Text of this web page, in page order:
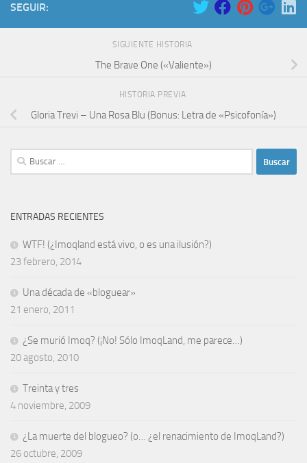
SEGUIR:
SIGUIENTE HISTORIA
The Brave One («Valiente»)
HISTORIA PREVIA
Gloria Trevi – Una Rosa Blu (Bonus: Letra de «Psicofonía»)
Buscar:
ENTRADAS RECIENTES
WTF! (¿Imoqland está vivo, o es una ilusión?)
23 febrero, 2014
Una década de «bloguear»
21 enero, 2011
¿Se murió Imoq? (¡No! Sólo ImoqLand, me parece…)
20 agosto, 2010
Treinta y tres
4 noviembre, 2009
¿La muerte del blogueo? (o… ¿el renacimiento de ImoqLand?)
26 octubre, 2009